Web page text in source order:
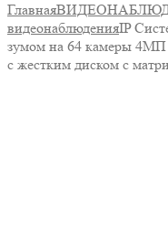
Главная
видеонаблюденияIP
зумом на 64 камеры
с жестким диском с